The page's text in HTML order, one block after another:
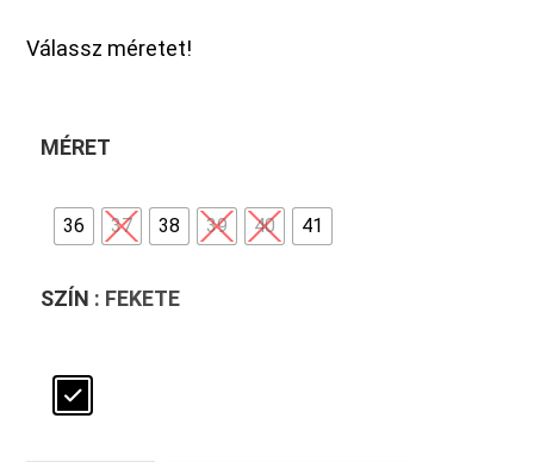
Válassz méretet!
MÉRET
36 37 38 39 40 41
SZÍN : FEKETE